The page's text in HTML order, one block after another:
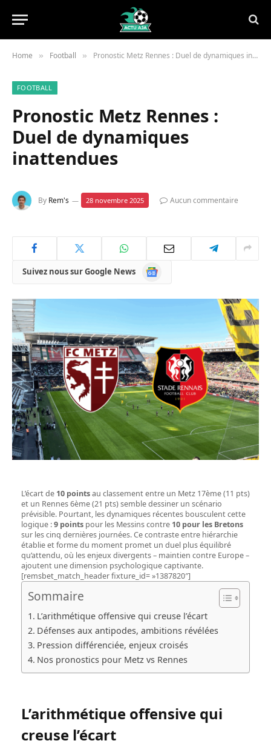
Home » Football » Pronostic Metz Rennes : Duel de dynamiques inattendues
FOOTBALL
Pronostic Metz Rennes :
Duel de dynamiques
inattendues
By Rem's 28 novembre 2025 Aucun commentaire
Suivez nous sur Google News
Google
News
L’écart de 10 pointsau classement entre un Metz 17ème (11 pts)
et un Rennes 6ème (21 pts) semble dessiner un scénario
prévisible. Pourtant, les dynamiques récentes bousculent cette
logique :9 points pour les Messins contre 10 pour les Bretons
sur les cinq dernières journées. Ce contraste entre hiérarchie
établie et forme du moment promet un duel plus équilibré
qu’attendu, où les enjeux divergents – maintien contre Europe –
ajoutent une dimension psychologique captivante.
[remsbet_match_header fixture_id= »1387820″]
Sommaire
L’arithmétique offensive qui creuse l’écart
Défenses aux antipodes, ambitions révélées
Pression différenciée, enjeux croisés
Nos pronostics pour Metz vs Rennes
L’arithmétique offensive qui
creuse l’écart